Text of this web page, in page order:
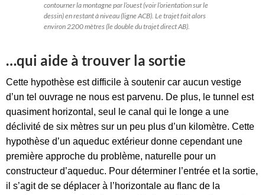
contourner la montagne par l’ouest (voir l’orientation sur le
dessin) en restant à niveau (ligne ACB). Le trajet fait alors
environ 2200 mètres (le double du trajet direct AB).
…qui aide à trouver la sortie
Cette hypothèse est difficile à soutenir car aucun vestige
d’un tel ouvrage ne nous est parvenu. De plus, le tunnel est
quasiment horizontal, seul le canal qui le longe a une
déclivité de six mètres sur un peu plus d’un kilomètre. Cette
hypothèse d’un aqueduc extérieur donne cependant une
première approche du problème, naturelle pour un
constructeur d’aqueduc. Pour déterminer l’entrée et la sortie,
il s’agit de se déplacer à l’horizontale au flanc de la